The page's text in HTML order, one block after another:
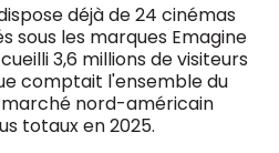
déjà de 24 cinémas
sous les marques Emagine
3,6 millions de visiteurs
comptait l'ensemble du
marché nord-américain
totaux en 2025.